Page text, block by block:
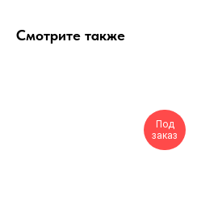
Смотрите также
Под
заказ